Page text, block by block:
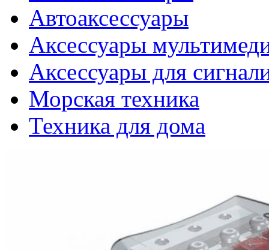
Автоаксессуары
Аксессуары
Аксессуары для
Морская техника
Техника для дома